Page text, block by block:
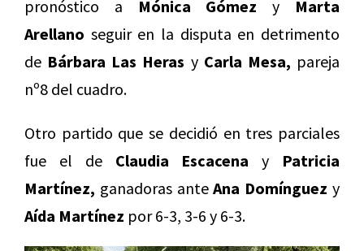
pronóstico a Mónica Gómez y Marta
Arellano seguir en la disputa en detrimento
de Bárbara Las Heras y Carla Mesa, pareja
nº8 del cuadro.
Otro partido que se decidió en tres parciales
fue el de Claudia Escacena y Patricia
Martínez, ganadoras anteAna Domínguez y
Aída Martínez por 6-3, 3-6 y 6-3.